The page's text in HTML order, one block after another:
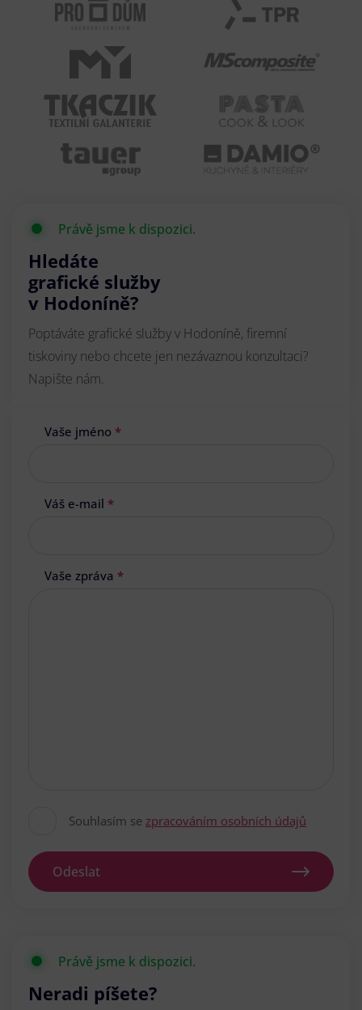
Právě jsme k dispozici.
Hledáte
grafické služby
v Hodoníně?
Poptáváte grafické služby v Hodoníně, firemní
tiskoviny nebo chcete jen nezávaznou konzultaci?
Napište nám.
Vaše jméno *
Váš e-mail *
Vaše zpráva *
Souhlasím se zpracováním osobních údajů
Odeslat
Právě jsme k dispozici.
Neradi píšete?